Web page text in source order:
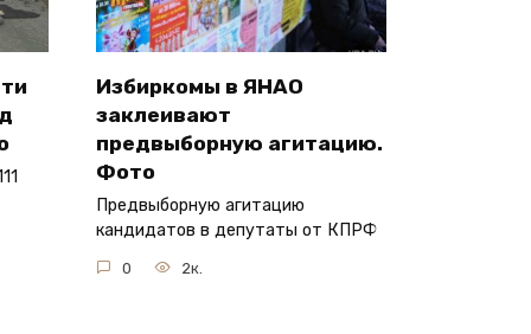
Избиркомы в ЯНАО
заклеивают
предвыборную агитацию.
Фото
Предвыборную агитацию
кандидатов в депутаты от КПРФ
0 2к.